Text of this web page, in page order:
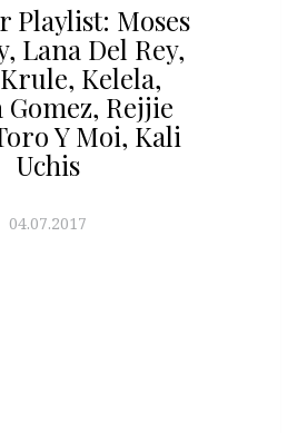
Playlist: Moses
Lana Del Rey,
Kelela,
Gomez, Rejjie
Y Moi, Kali
Uchis
04.07.2017